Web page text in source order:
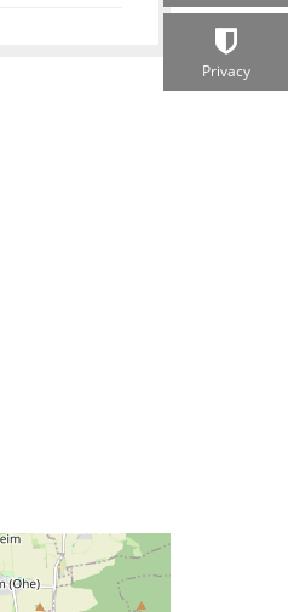
Privacy